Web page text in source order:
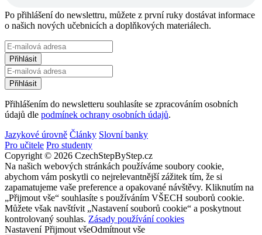
Po přihlášení do newslettru, můžete z první ruky dostávat informace
o našich nových učebnicích a doplňkových materiálech.
Přihlášením do newsletteru souhlasíte se zpracováním osobních
údajů dle podmínek ochrany osobních údajů.
Jazykové úrovně Články Slovní banky
Pro učitele Pro studenty
Copyright © 2026 CzechStepByStep.cz
Na našich webových stránkách používáme soubory cookie,
abychom vám poskytli co nejrelevantnější zážitek tím, že si
zapamatujeme vaše preference a opakované návštěvy. Kliknutím na
„Přijmout vše“ souhlasíte s používáním VŠECH souborů cookie.
Můžete však navštívit „Nastavení souborů cookie“ a poskytnout
kontrolovaný souhlas. Zásady používání cookies
Nastavení Přijmout všeOdmítnout vše